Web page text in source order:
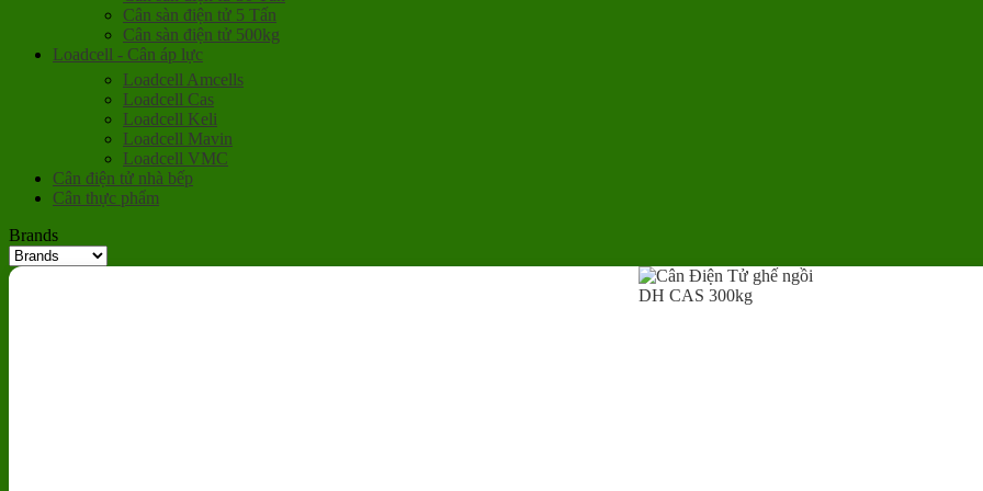
Cân sàn điện tử 5 Tấn
Cân sàn điện tử 500kg
Loadcell - Cân áp lực
Loadcell Amcells
Loadcell Cas
Loadcell Keli
Loadcell Mavin
Loadcell VMC
Cân điện tử nhà bếp
Cân thực phẩm
Brands